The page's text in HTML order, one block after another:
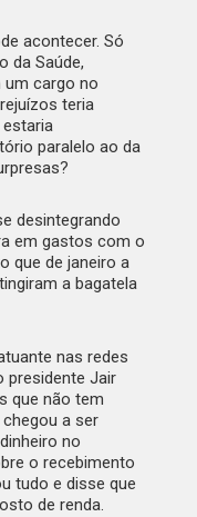
acontecer. Só
da Saúde,
um cargo no
teria
paralelo ao da
desintegrando
em gastos com o
que de janeiro a
a bagatela
nas redes
presidente Jair
que não tem
a ser
no
o recebimento
tudo e disse que
de renda.